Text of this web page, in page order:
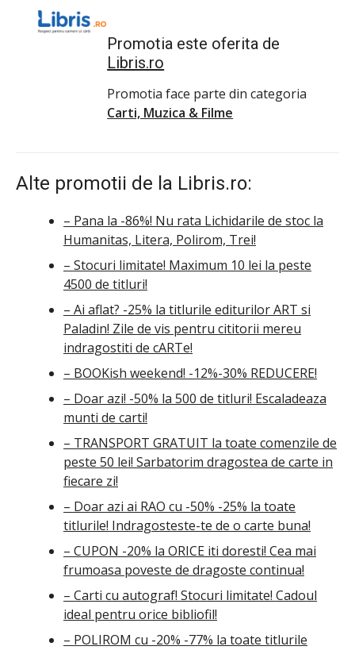
Promotia este oferita de
Libris.ro
Promotia face parte din categoria
Carti, Muzica & Filme
Alte promotii de la Libris.ro:
– Pana la -86%! Nu rata Lichidarile de stoc la
Humanitas, Litera, Polirom, Trei!
– Stocuri limitate! Maximum 10 lei la peste
4500 de titluri!
– Ai aflat? -25% la titlurile editurilor ART si
Paladin! Zile de vis pentru cititorii mereu
indragostiti de cARTe!
– BOOKish weekend! -12%-30% REDUCERE!
– Doar azi! -50% la 500 de titluri! Escaladeaza
munti de carti!
– TRANSPORT GRATUIT la toate comenzile de
peste 50 lei! Sarbatorim dragostea de carte in
fiecare zi!
– Doar azi ai RAO cu -50% -25% la toate
titlurile! Indragosteste-te de o carte buna!
– CUPON -20% la ORICE iti doresti! Cea mai
frumoasa poveste de dragoste continua!
– Carti cu autograf! Stocuri limitate! Cadoul
ideal pentru orice bibliofil!
– POLIROM cu -20% -77% la toate titlurile